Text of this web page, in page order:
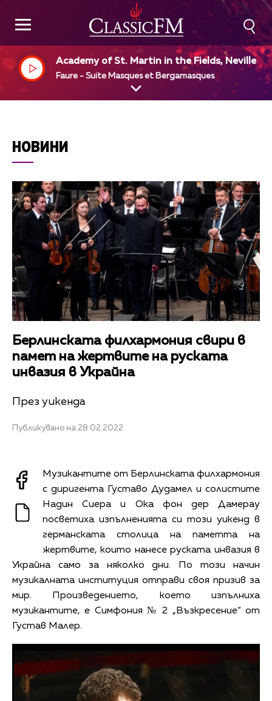
Academy of St. Martin in the Fields, Neville
riner, dir
Faure - Suite Masques et Bergamasques
НОВИНИ
Берлинската филхармония свири в
памет на жертвите на руската
инвазия в Украйна
През уикенда
Публикувано на 28.02.2022
Музикантите от Берлинската филхармония
с диригента Густаво Дудамел и солистите
Надин Сиера и Ока фон дер Дамерау
посветиха изпълненията си този уикенд в
германската столица на паметта на
жертвите, които нанесе руската инвазия в
Украйна само за няколко дни. По този начин
музикалната институция отправи своя призив за
мир. Произведението, което изпълниха
музикантите, е Симфония № 2 „Възкресение“ от
Густав Малер.